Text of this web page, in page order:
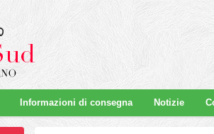
Informazioni di consegna Notizie